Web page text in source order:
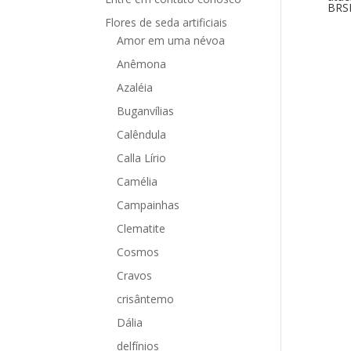
Flores de seda artificiais
Amor em uma névoa
Anêmona
Azaléia
Buganvílias
Calêndula
Calla Lírio
Camélia
Campainhas
Clematite
Cosmos
Cravos
crisântemo
Dália
delfínios